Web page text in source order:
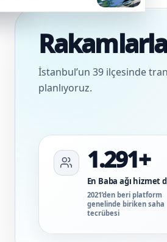
İstanbul’un 39 ilçesinde
planlıyoruz.
1.291+
En Baba ağı hizmet
2021’den beri platform
genelinde biriken saha
tecrübesi